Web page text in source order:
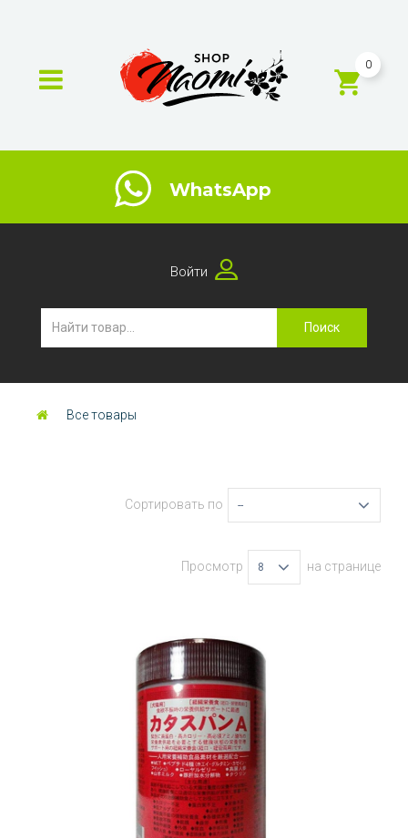
0
WhatsApp
Войти
Поиск
Все товары
Сортировать по --
Просмотр 8 на странице